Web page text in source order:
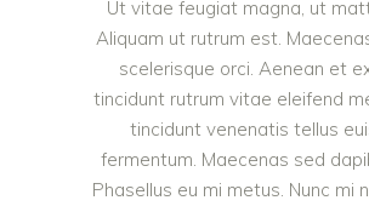
Ut vitae feugiat magna, ut
Aliquam ut rutrum est.
scelerisque orci. Aenean et
tincidunt rutrum vitae eleifend
tincidunt venenatis tellus
fermentum. Maecenas sed
Phasellus eu mi metus. Nunc mi